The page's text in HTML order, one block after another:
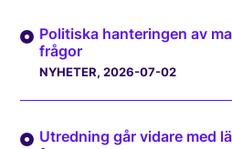
Politiska hanteringen av
frågor
NYHETER, 2026-07-02
Utredning går vidare med